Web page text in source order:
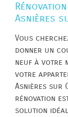
Rénovation
Asnières
Vous
donner un
neuf à votre
votre
Asnières sur
rénovation
solution